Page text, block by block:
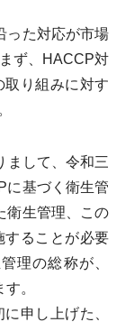
った対応が市場
ず、HACCP対
り組みに対す
して、令和三
に基づく衛生管
衛生管理、この
することが必要
理の総称が、
。
申し上げた、